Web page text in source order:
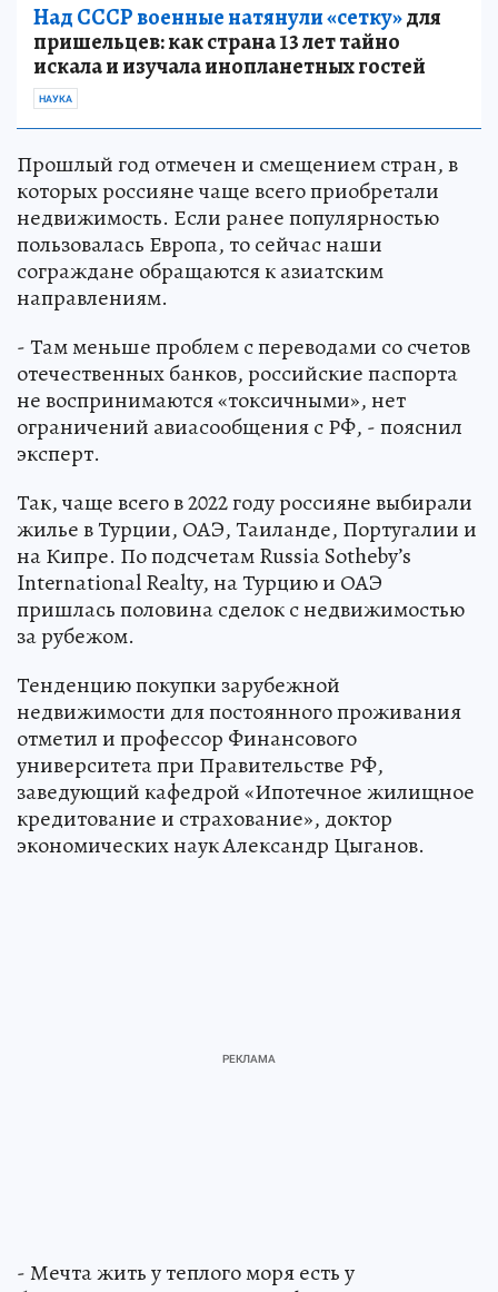
Над СССР военные натянули «сетку»для
пришельцев: как страна 13 лет тайно
искала и изучала инопланетных гостей
НАУКА
Прошлый год отмечен и смещением стран, в
которых россияне чаще всего приобретали
недвижимость. Если ранее популярностью
пользовалась Европа, то сейчас наши
сограждане обращаются к азиатским
направлениям.
- Там меньше проблем с переводами со счетов
отечественных банков, российские паспорта
не воспринимаются «токсичными», нет
ограничений авиасообщения с РФ, - пояснил
эксперт.
Так, чаще всего в 2022 году россияне выбирали
жилье в Турции, ОАЭ, Таиланде, Португалии и
на Кипре. По подсчетам Russia Sotheby’s
International Realty, на Турцию и ОАЭ
пришлась половина сделок с недвижимостью
за рубежом.
Тенденцию покупки зарубежной
недвижимости для постоянного проживания
отметил и профессор Финансового
университета при Правительстве РФ,
заведующий кафедрой «Ипотечное жилищное
кредитование и страхование», доктор
экономических наук Александр Цыганов.
- Мечта жить у теплого моря есть у